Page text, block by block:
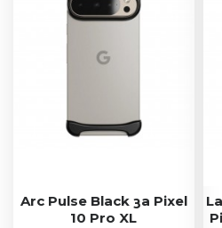
Arc Pulse Black за Pixel
10 Pro XL